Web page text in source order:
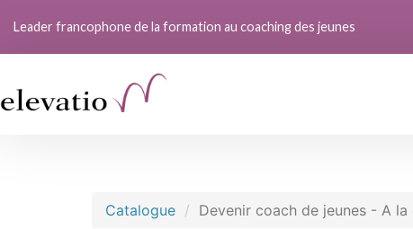
Leader francophone de la formation au coaching des jeunes
Catalogue Devenir coach de jeunes - A